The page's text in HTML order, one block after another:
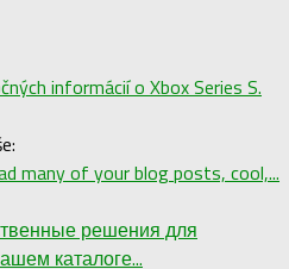
informácií o Xbox Series S.
many of your blog posts, cool,...
решения для
каталоге...